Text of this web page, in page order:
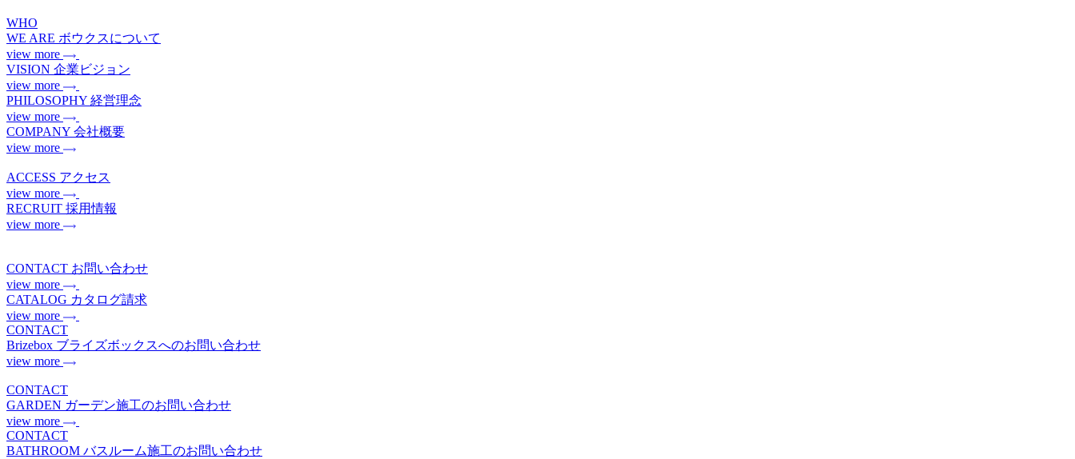
WHO
WE ARE ボウクスについて
view more
VISION 企業ビジョン
view more
PHILOSOPHY 経営理念
view more
COMPANY 会社概要
view more
ACCESS アクセス
view more
RECRUIT 採用情報
view more
CONTACT お問い合わせ
view more
CATALOG カタログ請求
view more
CONTACT
Brizebox ブライズボックスへのお問い合わせ
view more
CONTACT
GARDEN ガーデン施工のお問い合わせ
view more
CONTACT
BATHROOM バスルーム施工のお問い合わせ